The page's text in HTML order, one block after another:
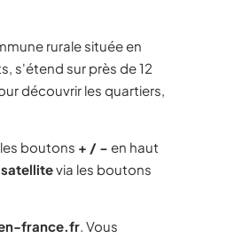
rurale située en
s'étend sur près de 12
découvrir les quartiers,
boutons + / − en haut
via les boutons
france.fr. Vous